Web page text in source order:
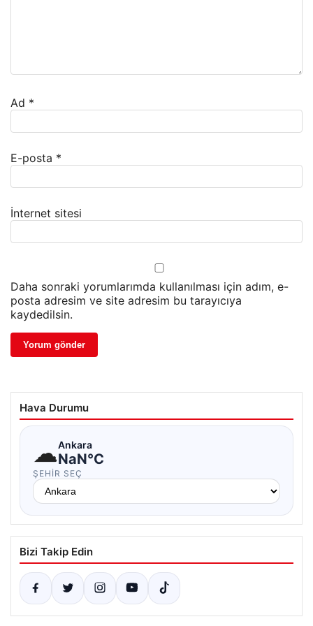
Ad *
E-posta *
İnternet sitesi
Daha sonraki yorumlarımda kullanılması için adım, e-
posta adresim ve site adresim bu tarayıcıya
kaydedilsin.
Hava Durumu
☁Ankara
NaN°C
ŞEHIR SEÇ
Bizi Takip Edin